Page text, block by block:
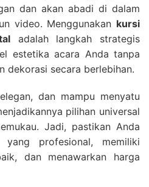
dan akan abadi di dalam
video. Menggunakan kursi
adalah langkah strategis
estetika acara Anda tanpa
dekorasi secara berlebihan.
dan mampu menyatu
pilihan universal
Jadi, pastikan Anda
profesional, memiliki
dan menawarkan harga